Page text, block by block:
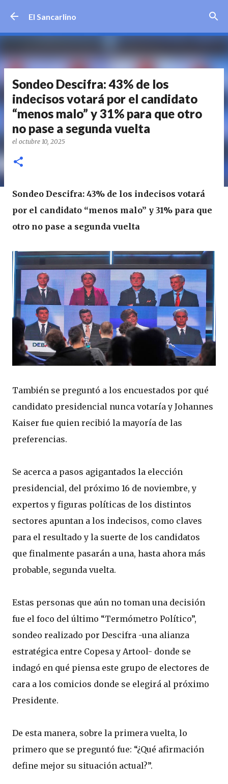
El Sancarlino
Sondeo Descifra: 43% de los
indecisos votará por el candidato
“menos malo” y 31% para que otro
no pase a segunda vuelta
el octubre 10, 2025
Sondeo Descifra: 43% de los indecisos votará
por el candidato “menos malo” y 31% para que
otro no pase a segunda vuelta
También se preguntó a los encuestados por qué
candidato presidencial nunca votaría y Johannes
Kaiser fue quien recibió la mayoría de las
preferencias.
Se acerca a pasos agigantados la elección
presidencial, del próximo 16 de noviembre, y
expertos y figuras políticas de los distintos
sectores apuntan a los indecisos, como claves
para el resultado y la suerte de los candidatos
que finalmente pasarán a una, hasta ahora más
probable, segunda vuelta.
Estas personas que aún no toman una decisión
fue el foco del último “Termómetro Político”,
sondeo realizado por Descifra -una alianza
estratégica entre Copesa y Artool- donde se
indagó en qué piensa este grupo de electores de
cara a los comicios donde se elegirá al próximo
Presidente.
De esta manera, sobre la primera vuelta, lo
primero que se preguntó fue: “¿Qué afirmación
define mejor su situación actual?”.